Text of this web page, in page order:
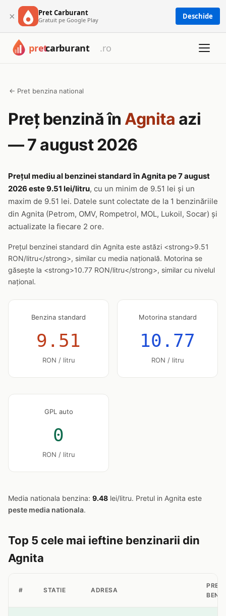
× Pret Carburant
Gratuit pe Google Play Deschide
← Pret benzina national
Preț benzină în Agnita azi
— 7 august 2026
Prețul mediu al benzinei standard în Agnita pe 7 august
2026 este 9.51 lei/litru, cu un minim de 9.51 lei și un
maxim de 9.51 lei. Datele sunt colectate de la 1 benzinăriile
din Agnita (Petrom, OMV, Rompetrol, MOL, Lukoil, Socar) și
actualizate la fiecare 2 ore.
Prețul benzinei standard din Agnita este astăzi <strong>9.51
RON/litru</strong>, similar cu media națională. Motorina se
găsește la <strong>10.77 RON/litru</strong>, similar cu nivelul
național.
Benzina standard
9.51
RON / litru
Motorina standard
10.77
RON / litru
GPL auto
0
RON / litru
Media nationala benzina: 9.48 lei/litru. Pretul in Agnita este
peste media nationala.
Top 5 cele mai ieftine benzinarii din
Agnita
# STATIE ADRESA
PRET